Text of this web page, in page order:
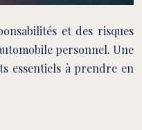
et des risques
personnel. Une
essentiels à prendre en